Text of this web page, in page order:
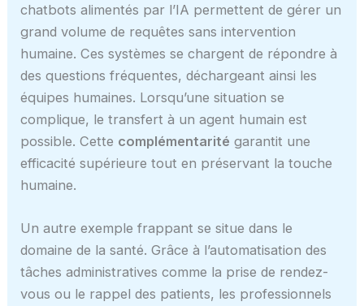
chatbots alimentés par l’IA permettent de gérer un
grand volume de requêtes sans intervention
humaine. Ces systèmes se chargent de répondre à
des questions fréquentes, déchargeant ainsi les
équipes humaines. Lorsqu’une situation se
complique, le transfert à un agent humain est
possible. Cette complémentarité garantit une
efficacité supérieure tout en préservant la touche
humaine.
Un autre exemple frappant se situe dans le
domaine de la santé. Grâce à l’automatisation des
tâches administratives comme la prise de rendez-
vous ou le rappel des patients, les professionnels